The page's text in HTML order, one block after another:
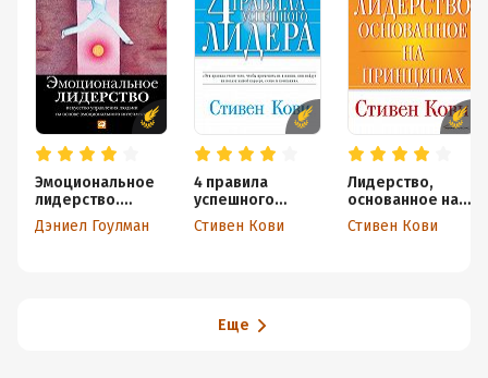
Эмоциональное
лидерство.
Искусство
управления
Дэниел Гоулман
4 правила
успешного
лидера
Стивен Кови
Лидерство,
основанное на
принципах
Стивен Кови
Еще